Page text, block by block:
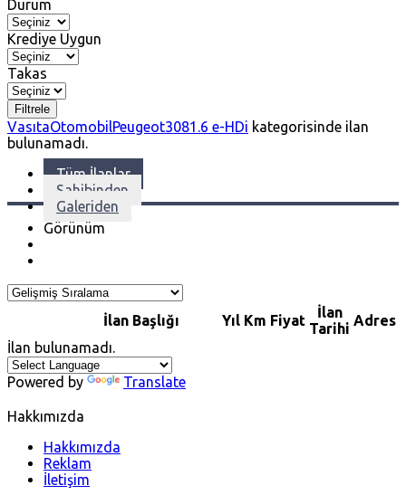
Durum
Krediye Uygun
Takas
Filtrele
VasıtaOtomobilPeugeot3081.6 e-HDi kategorisinde ilan
bulunamadı.
Tüm İlanlar
Sahibinden
Galeriden
Görünüm
İlan Başlığı Yıl Km Fiyat
İlan
Tarihi Adres
İlan bulunamadı.
Powered by Translate
Hakkımızda
Hakkımızda
Reklam
İletişim